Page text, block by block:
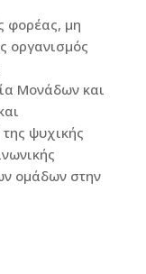
φορέας, μη
οργανισμός
Μονάδων και
ψυχικής
ομάδων στην